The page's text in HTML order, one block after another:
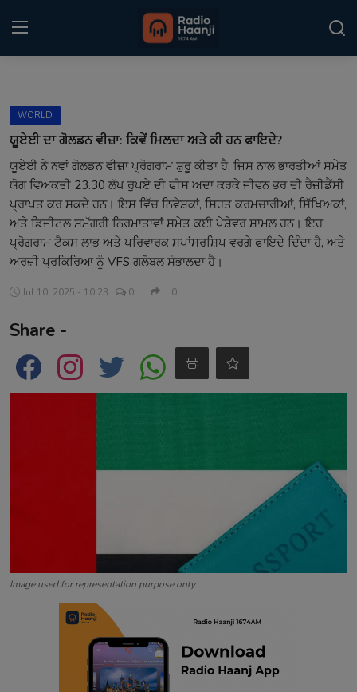
Home
Punjabi Podcast
Kitaab Kahani
Gallery
Sponsors
Contact
WORLD
ਯੂਏਈ ਦਾ ਗੋਲਡਨ ਵੀਜ਼ਾ: ਕਿਵੇਂ ਮਿਲਦਾ ਅਤੇ ਕੀ ਹਨ ਫਾਇਦੇ?
ਯੂਏਈ ਨੇ ਨਵਾਂ ਗੋਲਡਨ ਵੀਜ਼ਾ ਪ੍ਰੋਗਰਾਮ ਸ਼ੁਰੂ ਕੀਤਾ ਹੈ, ਜਿਸ ਨਾਲ ਭਾਰਤੀਆਂ ਸਮੇਤ
ਯੋਗ ਵਿਅਕਤੀ 23.30 ਲੱਖ ਰੁਪਏ ਦੀ ਫੀਸ ਅਦਾ ਕਰਕੇ ਜੀਵਨ ਭਰ ਦੀ ਰੈਜ਼ੀਡੈਂਸੀ
ਪ੍ਰਾਪਤ ਕਰ ਸਕਦੇ ਹਨ। ਇਸ ਵਿੱਚ ਨਿਵੇਸ਼ਕਾਂ, ਸਿਹਤ ਕਰਮਚਾਰੀਆਂ, ਸਿੱਖਿਅਕਾਂ,
ਅਤੇ ਡਿਜੀਟਲ ਸਮੱਗਰੀ ਨਿਰਮਾਤਾਵਾਂ ਸਮੇਤ ਕਈ ਪੇਸ਼ੇਵਰ ਸ਼ਾਮਲ ਹਨ। ਇਹ
ਪ੍ਰੋਗਰਾਮ ਟੈਕਸ ਲਾਭ ਅਤੇ ਪਰਿਵਾਰਕ ਸਪਾਂਸਰਸ਼ਿਪ ਵਰਗੇ ਫਾਇਦੇ ਦਿੰਦਾ ਹੈ, ਅਤੇ
ਅਰਜ਼ੀ ਪ੍ਰਕਿਰਿਆ ਨੂੰ VFS ਗਲੋਬਲ ਸੰਭਾਲਦਾ ਹੈ।
Jul 10, 2025 - 10:23 0 0
Share -
Image used for representation purpose only